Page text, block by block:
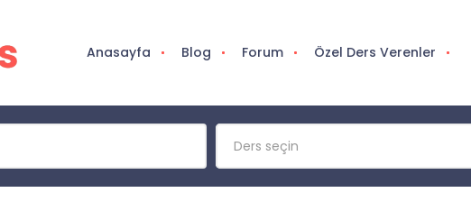
Anasayfa Blog Forum Özel Ders Verenler
Ders seçin